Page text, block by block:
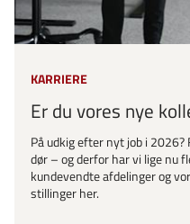
KARRIERE
Er du vores nye
På udkig efter nyt job i
dør – og derfor har vi lige nu
kundevendte afdelinger og
stillinger her.